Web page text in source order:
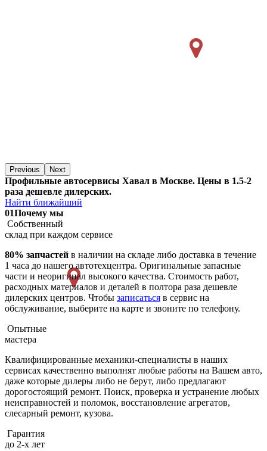
Previous Next
Профильные автосервисы Хавал в Москве. Цены в 1.5-2
раза дешевле дилерских.
Найти ближайший
01Почему мы
Собственный
склад при каждом сервисе
80% запчастей в наличии на складе либо доставка в течение
1 часа до нашего автотехцентра. Оригинальные запасные
части и неоригинал высокого качества. Стоимость работ,
расходных материалов и деталей в полтора раза дешевле
дилерских центров. Чтобы записаться в сервис на
обслуживание, выберите на карте и звоните по телефону.
Опытные
мастера
Квалифицированные механики-специалисты в наших
сервисах качественно выполнят любые работы на Вашем авто,
даже которые дилеры либо не берут, либо предлагают
дорогостоящий ремонт. Поиск, проверка и устранение любых
неисправностей и поломок, восстановление агрегатов,
слесарный ремонт, кузова.
Гарантия
до 2-х лет